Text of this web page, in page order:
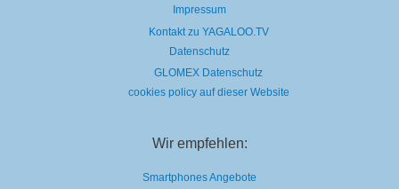
Impressum
Kontakt zu YAGALOO.TV
Datenschutz
GLOMEX Datenschutz
cookies policy auf dieser Website
Wir empfehlen:
Smartphones Angebote